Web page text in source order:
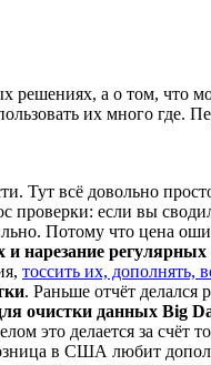
а о том, что
их много
Тут всё довольно
проверки: если вы
Потому что цена
нарезание
тоссить их, дополнять,
. Раньше отчёт делался
очистки данных Big
это делается за
в США любит